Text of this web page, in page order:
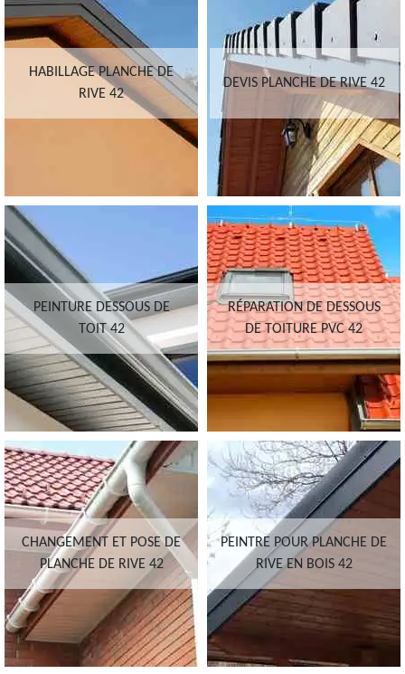
HABILLAGE PLANCHE DE
RIVE 42
DEVIS PLANCHE DE RIVE 42
PEINTURE DESSOUS DE
TOIT 42
RÉPARATION DE DESSOUS
DE TOITURE PVC 42
CHANGEMENT ET POSE DE
PLANCHE DE RIVE 42
PEINTRE POUR PLANCHE DE
RIVE EN BOIS 42